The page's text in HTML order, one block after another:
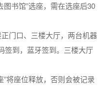
书馆”选座，需在选座后30
门口、三楼大厅，两台机器
签到，蓝牙签到。三楼大厅
将座位释放，否则会被记录